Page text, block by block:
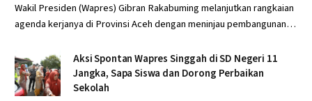
Wakil Presiden (Wapres) Gibran Rakabuming melanjutkan rangkaian
agenda kerjanya di Provinsi Aceh dengan meninjau pembangunan…
Aksi Spontan Wapres Singgah di SD Negeri 11
Jangka, Sapa Siswa dan Dorong Perbaikan
Sekolah